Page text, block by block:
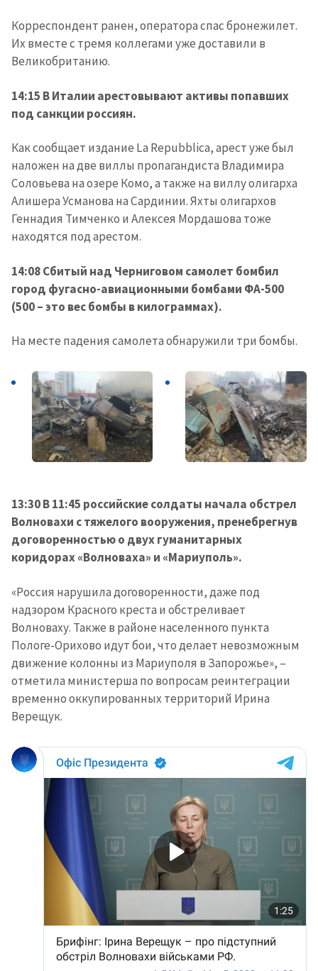
Корреспондент ранен, оператора спас бронежилет.
Их вместе с тремя коллегами уже доставили в
Великобританию.
14:15 В Италии арестовывают активы попавших
под санкции россиян.
Как сообщает издание La Repubblica, арест уже был
наложен на две виллы пропагандиста Владимира
Соловьева на озере Комо, а также на виллу олигарха
Алишера Усманова на Сардинии. Яхты олигархов
Геннадия Тимченко и Алексея Мордашова тоже
находятся под арестом.
14:08 Сбитый над Черниговом самолет бомбил
город фугасно-авиационными бомбами ФА-500
(500 – это вес бомбы в килограммах).
На месте падения самолета обнаружили три бомбы.
13:30 В 11:45 российские солдаты начала обстрел
Волновахи с тяжелого вооружения, пренебрегнув
договоренностью о двух гуманитарных
коридорах «Волноваха» и «Мариуполь».
«Россия нарушила договоренности, даже под
надзором Красного креста и обстреливает
Волноваху. Также в районе населенного пункта
Пологе-Орихово идут бои, что делает невозможным
движение колонны из Мариуполя в Запорожье», –
отметила министерша по вопросам реинтеграции
временно оккупированных территорий Ирина
Верещук.
МОЯ НОВОСТЬ
Заголовок новости
+ Добавить
заголовок
Фотография
+ Загрузить
изображение
Ссылка на медиа
+ Добавить ссылку на
медиа
Текст новости
+ Добавить текст